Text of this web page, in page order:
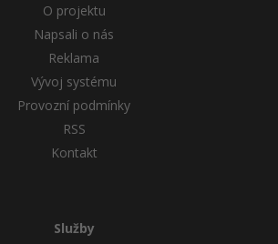
O projektu
Napsali o nás
Reklama
Vývoj systému
Provozní podmínky
RSS
Kontakt
Služby